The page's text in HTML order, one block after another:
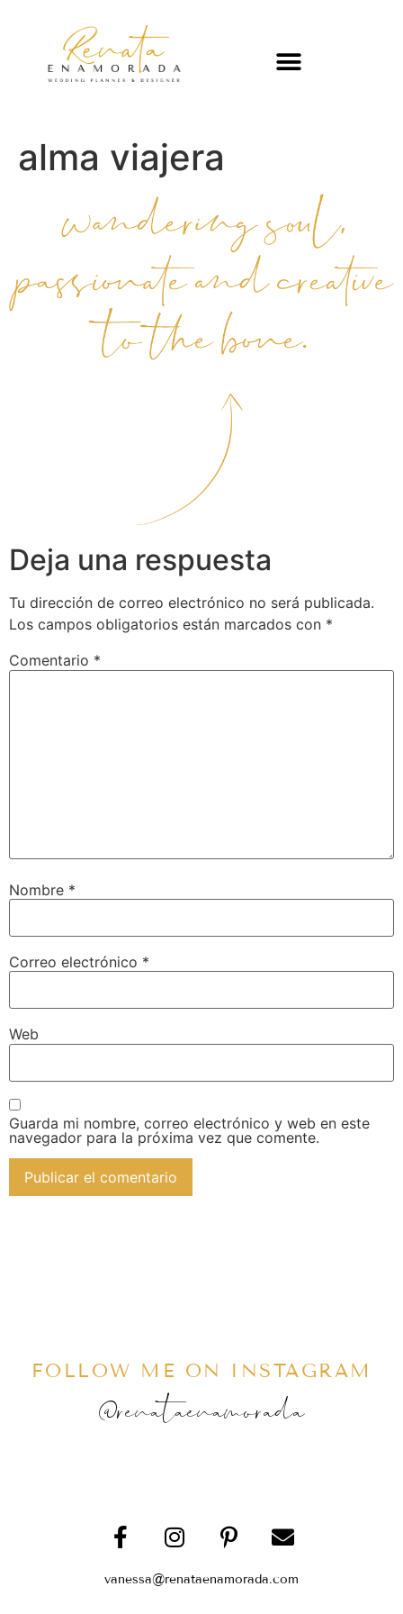
alma viajera
Deja una respuesta
Tu dirección de correo electrónico no será publicada.
Los campos obligatorios están marcados con *
Comentario *
Nombre *
Correo electrónico *
Web
Guarda mi nombre, correo electrónico y web en este
navegador para la próxima vez que comente.
FOLLOW ME ON INSTAGRAM
@renataenamorada
vanessa@renataenamorada.com